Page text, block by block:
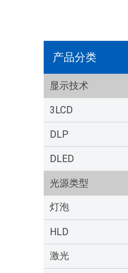
产品分类
显示技术
3LCD
DLP
DLED
光源类型
灯泡
HLD
激光